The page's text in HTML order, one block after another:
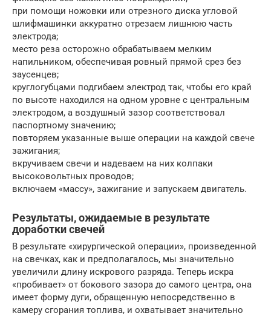
при помощи ножовки или отрезного диска угловой
шлифмашинки аккуратно отрезаем лишнюю часть
электрода;
место реза осторожно обрабатываем мелким
напильником, обеспечивая ровный прямой срез без
заусенцев;
круглогубцами подгибаем электрод так, чтобы его край
по высоте находился на одном уровне с центральным
электродом, а воздушный зазор соответствовал
паспортному значению;
повторяем указанные выше операции на каждой свече
зажигания;
вкручиваем свечи и надеваем на них колпаки
высоковольтных проводов;
включаем «массу», зажигание и запускаем двигатель.
Результаты, ожидаемые в результате
доработки свечей
В результате «хирургической операции», произведенной
на свечках, как и предполагалось, мы значительно
увеличили длину искрового разряда. Теперь искра
«пробивает» от бокового зазора до самого центра, она
имеет форму дуги, обращенную непосредственно в
камеру сгорания топлива, и охватывает значительно